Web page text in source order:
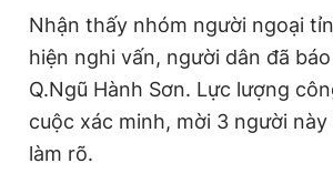
Nhận thấy nhóm người ngoại
hiện nghi vấn, người dân đã
Q.Ngũ Hành Sơn. Lực lượng
cuộc xác minh, mời 3 người
làm rõ.